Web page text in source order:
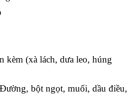
kèm (xà lách, dưa leo, húng
bột ngọt, muối, dầu điều,